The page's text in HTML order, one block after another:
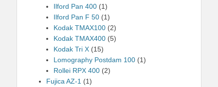
Ilford Pan 400 (1)
Ilford Pan F 50 (1)
Kodak TMAX100 (2)
Kodak TMAX400 (5)
Kodak Tri X (15)
Lomography Postdam 100 (1)
Rollei RPX 400 (2)
Fujica AZ-1 (1)